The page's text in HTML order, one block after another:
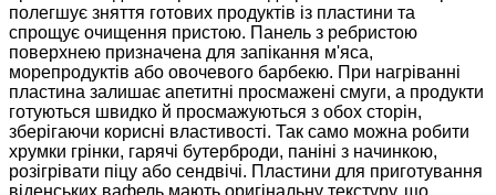
полегшує зняття готових продуктів із пластини та
спрощує очищення пристою. Панель з ребристою
поверхнею призначена для запікання м'яса,
морепродуктів або овочевого барбекю. При нагріванні
пластина залишає апетитні просмажені смуги, а продукти
готуються швидко й просмажуються з обох сторін,
зберігаючи корисні властивості. Так само можна робити
хрумки грінки, гарячі бутерброди, паніні з начинкою,
розігрівати піцу або сендвічі. Пластини для приготування
віденських вафель мають оригінальну текстуру, що